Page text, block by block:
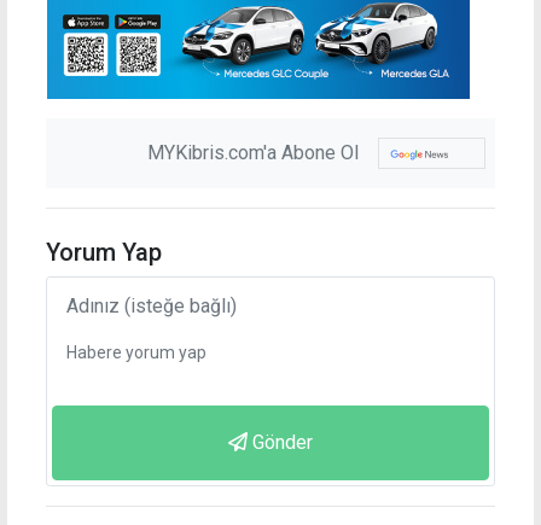
MYKibris.com'a Abone Ol
Yorum Yap
Gönder